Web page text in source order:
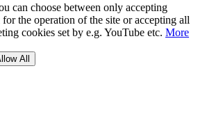
can choose between only accepting
for the operation of the site or accepting all
cookies set by e.g. YouTube etc. More
All